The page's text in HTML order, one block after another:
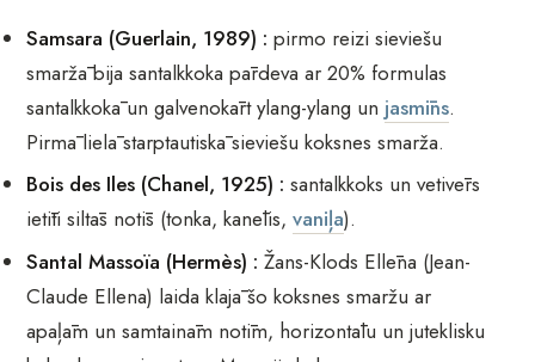
Samsara (Guerlain, 1989) : pirmo reizi sieviešu
smaržā bija santalkkoka pārdeva ar 20% formulas
santalkkokā un galvenokārt ylang-ylang un jasmīns.
Pirmā lielā starptautiskā sieviešu koksnes smarža.
Bois des Iles (Chanel, 1925) : santalkkoks un vetivērs
ietīti siltās notīs (tonka, kanēlis,vaniļa).
Santal Massoïa (Hermès) : Žans-Klods Ellēna (Jean-
Claude Ellena) laida klajā šo koksnes smaržu ar
apaļām un samtainām notīm, horizontālu un juteklisku